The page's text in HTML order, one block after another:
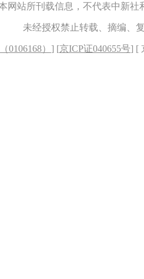
网站所刊载信息，不代表中新
未经授权禁止转载、摘编、
0106168） ] [京ICP证040655号] [